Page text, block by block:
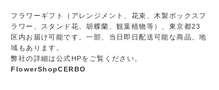
フラワーギフト（アレンジメント、花束、木製ボックスフ
ラワー、スタンド花、胡蝶蘭、観葉植物等）、東京都23
区内お届け可能です。一部、当日即日配送可能な商品、地
域もあります。
弊社の詳細は公式HPをご覧ください。
FlowerShopCERBO